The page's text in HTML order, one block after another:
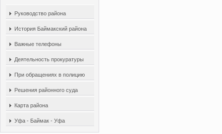
Руководство района
История Баймакский района
Важные телефоны
Деятельность прокуратуры
При обращениях в полицию
Решения районного суда
Карта района
Уфа - Баймак - Уфа